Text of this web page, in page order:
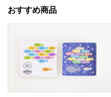
おすすめ商品